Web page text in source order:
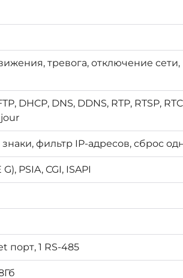
тревога, отключение
DHCP, DNS, DDNS, RTP, RTSP,
фильтр IP-адресов, сброс
PSIA, CGI, ISAPI
порт, 1 RS-485